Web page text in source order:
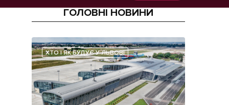
Прес-релізи
Фото/Відео
Made in Lviv
ГОЛОВНІ НОВИНИ
ХТО І ЯК БУДУЄ У ЛЬВОВІ